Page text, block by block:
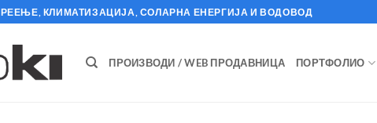
КЛИМАТИЗАЦИЈА, СОЛАРНА ЕНЕРГИЈА И ВОДОВОД
ПРОИЗВОДИ / WEB ПРОДАВНИЦА ПОРТФОЛИО